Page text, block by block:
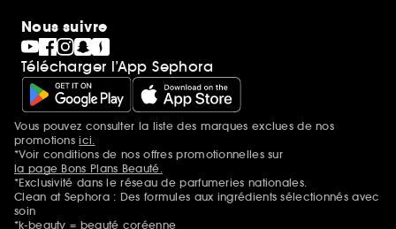
Nous suivre
Télécharger l’App Sephora
Mentions additionnelles
Vous pouvez consulter la liste des marques exclues de nos
promotionsici.
*Voir conditions de nos offres promotionnelles sur
la page Bons Plans Beauté.
*Exclusivité dans le réseau de parfumeries nationales.
Clean at Sephora : Des formules aux ingrédients sélectionnés avec
soin
*k-beauty = beauté coréenne